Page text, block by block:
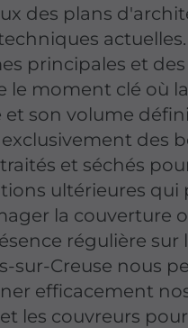
des plans
principales et
le moment clé où
et son volume
des
et séchés
ultérieures qui
la couverture
régulière sur
sur-Creuse nous
efficacement
les couvreurs